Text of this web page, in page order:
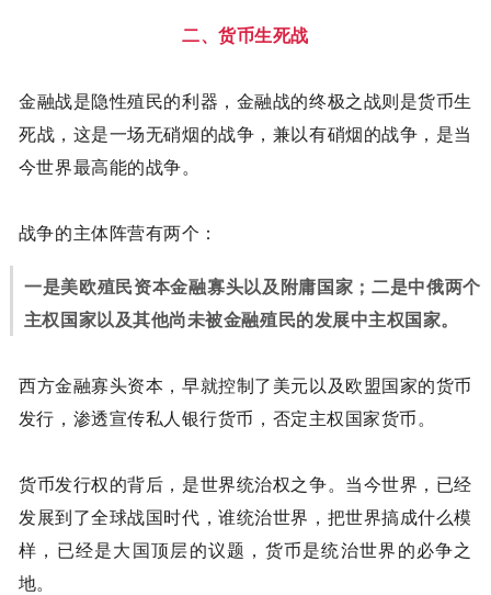
二、货币生死战
金融战是隐性殖民的利器，金融战的终极之战则是货币生
死战，这是一场无硝烟的战争，兼以有硝烟的战争，是当
今世界最高能的战争。
战争的主体阵营有两个：
一是美欧殖民资本金融寡头以及附庸国家；二是中俄两个
主权国家以及其他尚未被金融殖民的发展中主权国家。
西方金融寡头资本，早就控制了美元以及欧盟国家的货币
发行，渗透宣传私人银行货币，否定主权国家货币。
货币发行权的背后，是世界统治权之争。当今世界，已经
发展到了全球战国时代，谁统治世界，把世界搞成什么模
样，已经是大国顶层的议题，货币是统治世界的必争之
地。